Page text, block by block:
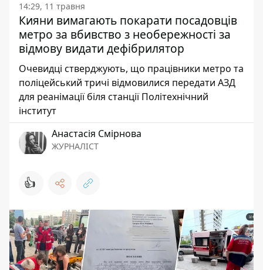
14:29, 11 травня
Кияни вимагають покарати посадовців
метро за вбивство з необережності за
відмову видати дефібрилятор
Очевидці стверджують, що працівники метро та
поліцейський тричі відмовилися передати АЗД
для реанімації біля станції Політехнічний
інститут
Анастасія Смірнова
ЖУРНАЛІСТ
👍